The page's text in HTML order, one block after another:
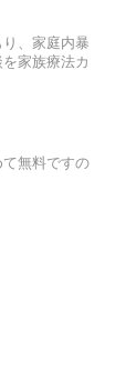
、家庭内暴
家族療法カ
無料ですの